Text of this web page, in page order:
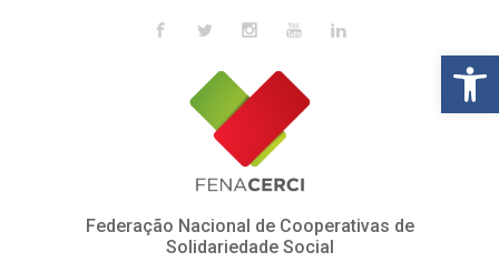
Skip to main content
Federação Nacional de Cooperativas de
Solidariedade Social